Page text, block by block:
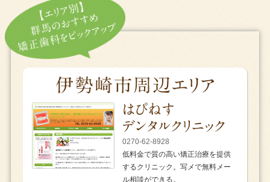
0270-62-8928
低料金で質の高い矯正治療を提供
するクリニック。写メで無料メー
ル相談ができる。